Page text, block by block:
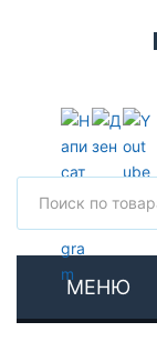
МЕНЮ